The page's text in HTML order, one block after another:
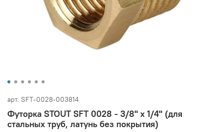
арт. SFT-0028-003814
Футорка STOUT SFT 0028 - 3/8" x 1/4" (для
стальных труб, латунь без покрытия)